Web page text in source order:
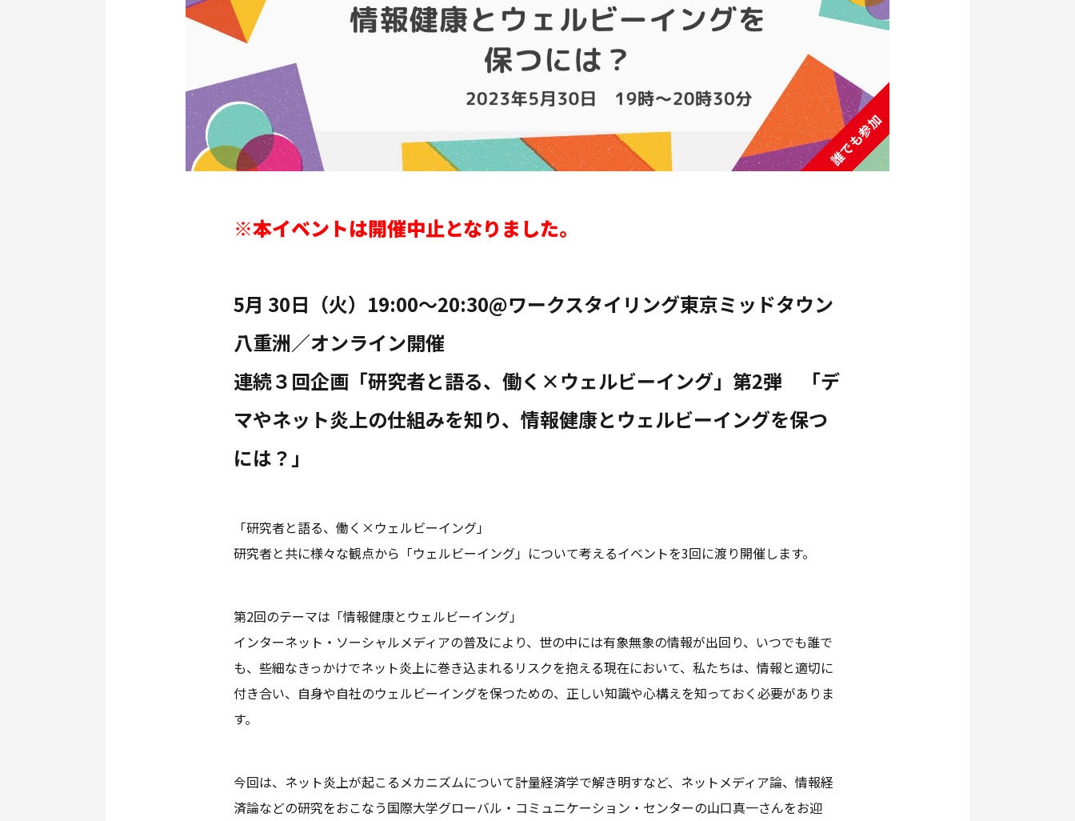
※本イベントは開催中止となりました。
5月 30日（火）19:00〜20:30@ワークスタイリング東京ミッドタウン
八重洲／オンライン開催
連続３回企画「研究者と語る、働く×ウェルビーイング」第2弾 「デ
マやネット炎上の仕組みを知り、情報健康とウェルビーイングを保つ
には？」
「研究者と語る、働く×ウェルビーイング」
研究者と共に様々な観点から「ウェルビーイング」について考えるイベントを3回に渡り開催します。
第2回のテーマは「情報健康とウェルビーイング」
インターネット・ソーシャルメディアの普及により、世の中には有象無象の情報が出回り、いつでも誰で
も、些細なきっかけでネット炎上に巻き込まれるリスクを抱える現在において、私たちは、情報と適切に
付き合い、自身や自社のウェルビーイングを保つための、正しい知識や心構えを知っておく必要がありま
す。
今回は、ネット炎上が起こるメカニズムについて計量経済学で解き明すなど、ネットメディア論、情報経
済論などの研究をおこなう国際大学グローバル・コミュニケーション・センターの山口真一さんをお迎